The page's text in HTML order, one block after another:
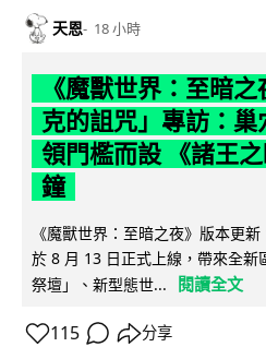
天恩 18 小時
《魔獸世界：至暗
克的詛咒」專訪：
領門檻而設 《諸王
鐘
《魔獸世界：至暗之夜》版本更
於 8 月 13 日正式上線，帶來全新
祭壇」、新型態世...
閱讀全文
115 分享